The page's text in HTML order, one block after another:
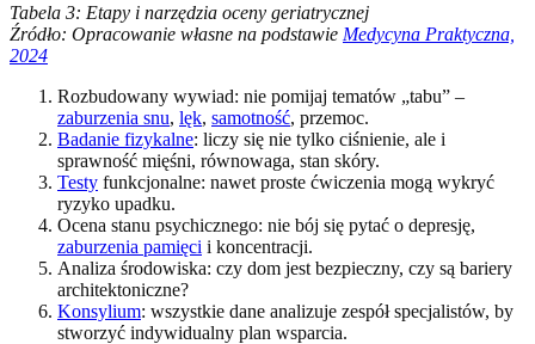
Tabela 3: Etapy i narzędzia oceny geriatrycznej
Źródło: Opracowanie własne na podstawie Medycyna Praktyczna,
2024
Rozbudowany wywiad: nie pomijaj tematów „tabu” –
zaburzenia snu, lęk, samotność, przemoc.
Badanie fizykalne: liczy się nie tylko ciśnienie, ale i
sprawność mięśni, równowaga, stan skóry.
Testy funkcjonalne: nawet proste ćwiczenia mogą wykryć
ryzyko upadku.
Ocena stanu psychicznego: nie bój się pytać o depresję,
zaburzenia pamięci i koncentracji.
Analiza środowiska: czy dom jest bezpieczny, czy są bariery
architektoniczne?
Konsylium: wszystkie dane analizuje zespół specjalistów, by
stworzyć indywidualny plan wsparcia.